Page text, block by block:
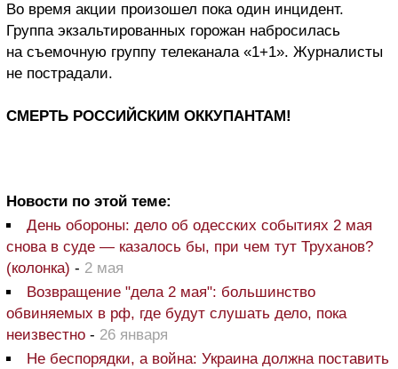
Во время акции произошел пока один инцидент.
Группа экзальтированных горожан набросилась
на съемочную группу телеканала «1+1». Журналисты
не пострадали.
СМЕРТЬ РОССИЙСКИМ ОККУПАНТАМ!
Новости по этой теме:
День обороны: дело об одесских событиях 2 мая
снова в суде — казалось бы, при чем тут Труханов?
(колонка) - 2 мая
Возвращение "дела 2 мая": большинство
обвиняемых в рф, где будут слушать дело, пока
неизвестно - 26 января
Не беспорядки, а война: Украина должна поставить